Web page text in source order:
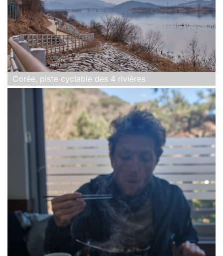
Corée, piste cyclable des 4 rivières